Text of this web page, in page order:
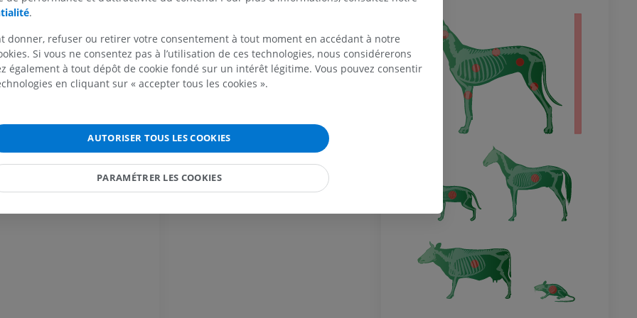
Illustrations
PREMIUM
Cheval - Ostéologie
GRATUIT
PREMIUM
TDM
GRATUIT
.
donner, refuser ou retirer votre consentement à tout moment en accédant à notre
Si vous ne consentez pas à l’utilisation de ces technologies, nous considérerons
également à tout dépôt de cookie fondé sur un intérêt légitime. Vous pouvez consentir
en cliquant sur « accepter tous les cookies ».
AUTORISER TOUS LES COOKIES
PARAMÉTRER LES COOKIES